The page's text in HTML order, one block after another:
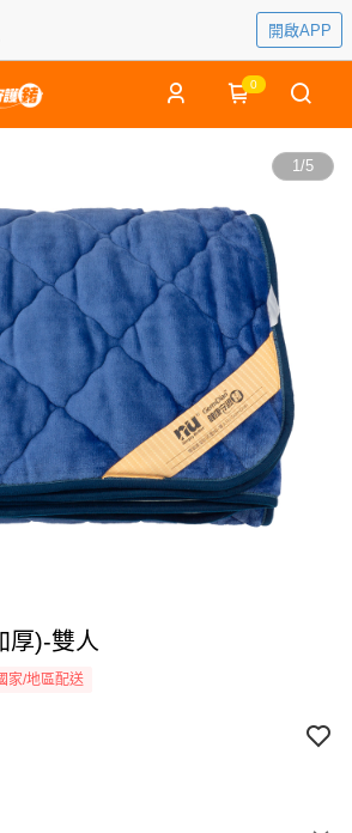
開啟APP
0
1/5
厚)-雙人
家/地區配送